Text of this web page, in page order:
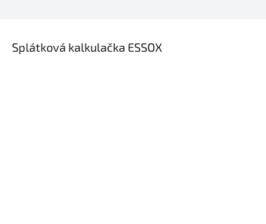
Splátková kalkulačka ESSOX